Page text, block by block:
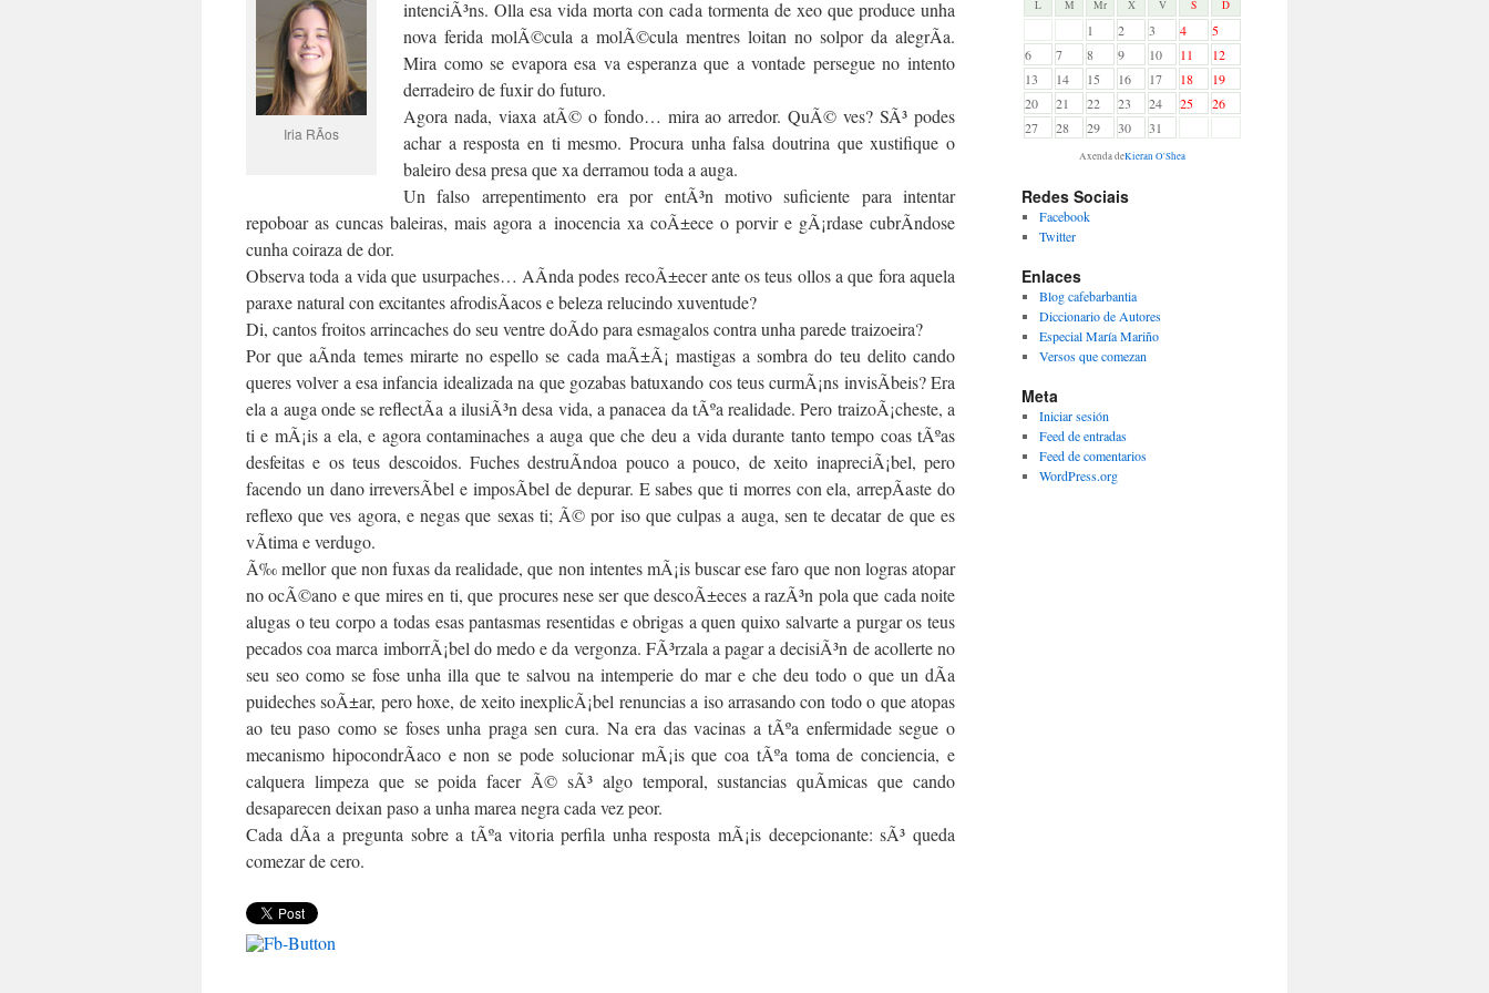
Iria RÃ­os
intenciÃ³ns. Olla esa vida morta con cada tormenta de xeo que produce unha
nova ferida molÃ©cula a molÃ©cula mentres loitan no solpor da alegrÃ­a.
Mira como se evapora esa va esperanza que a vontade persegue no intento
derradeiro de fuxir do futuro.
Agora nada, viaxa atÃ© o fondo… mira ao arredor. QuÃ© ves? SÃ³ podes
achar a resposta en ti mesmo. Procura unha falsa doutrina que xustifique o
baleiro desa presa que xa derramou toda a auga.
Un falso arrepentimento era por entÃ³n motivo suficiente para intentar
repoboar as cuncas baleiras, mais agora a inocencia xa coÃ±ece o porvir e gÃ¡rdase cubrÃ­ndose
cunha coiraza de dor.
Observa toda a vida que usurpaches… AÃ­nda podes recoÃ±ecer ante os teus ollos a que fora aquela
paraxe natural con excitantes afrodisÃ­acos e beleza relucindo xuventude?
Di, cantos froitos arrincaches do seu ventre doÃ­do para esmagalos contra unha parede traizoeira?
Por que aÃ­nda temes mirarte no espello se cada maÃ±Ã¡ mastigas a sombra do teu delito cando
queres volver a esa infancia idealizada na que gozabas batuxando cos teus curmÃ¡ns invisÃ­beis? Era
ela a auga onde se reflectÃ­a a ilusiÃ³n desa vida, a panacea da tÃºa realidade. Pero traizoÃ¡cheste, a
ti e mÃ¡is a ela, e agora contaminaches a auga que che deu a vida durante tanto tempo coas tÃºas
desfeitas e os teus descoidos. Fuches destruÃ­ndoa pouco a pouco, de xeito inapreciÃ¡bel, pero
facendo un dano irreversÃ­bel e imposÃ­bel de depurar. E sabes que ti morres con ela, arrepÃ­aste do
reflexo que ves agora, e negas que sexas ti; Ã© por iso que culpas a auga, sen te decatar de que es
vÃ­tima e verdugo.
Ã‰ mellor que non fuxas da realidade, que non intentes mÃ¡is buscar ese faro que non logras atopar
no ocÃ©ano e que mires en ti, que procures nese ser que descoÃ±eces a razÃ³n pola que cada noite
alugas o teu corpo a todas esas pantasmas resentidas e obrigas a quen quixo salvarte a purgar os teus
pecados coa marca imborrÃ¡bel do medo e da vergonza. FÃ³rzala a pagar a decisiÃ³n de acollerte no
seu seo como se fose unha illa que te salvou na intemperie do mar e che deu todo o que un dÃ­a
puideches soÃ±ar, pero hoxe, de xeito inexplicÃ¡bel renuncias a iso arrasando con todo o que atopas
ao teu paso como se foses unha praga sen cura. Na era das vacinas a tÃºa enfermidade segue o
mecanismo hipocondrÃ­aco e non se pode solucionar mÃ¡is que coa tÃºa toma de conciencia, e
calquera limpeza que se poida facer Ã© sÃ³ algo temporal, sustancias quÃ­micas que cando
desaparecen deixan paso a unha marea negra cada vez peor.
Cada dÃ­a a pregunta sobre a tÃºa vitoria perfila unha resposta mÃ¡is decepcionante: sÃ³ queda
comezar de cero.
L M Mr X V S D
1 2 3 4
5
6
7 8 9 10 11
12
13
14 15 16 17 18
19
20
21 22 23 24 25
26
27
28 29 30 31
Axenda deKieran O'Shea
Redes Sociais
Facebook
Twitter
Enlaces
Blog cafebarbantia
Diccionario de Autores
Especial María Mariño
Versos que comezan
Meta
Iniciar sesión
Feed de entradas
Feed de comentarios
WordPress.org